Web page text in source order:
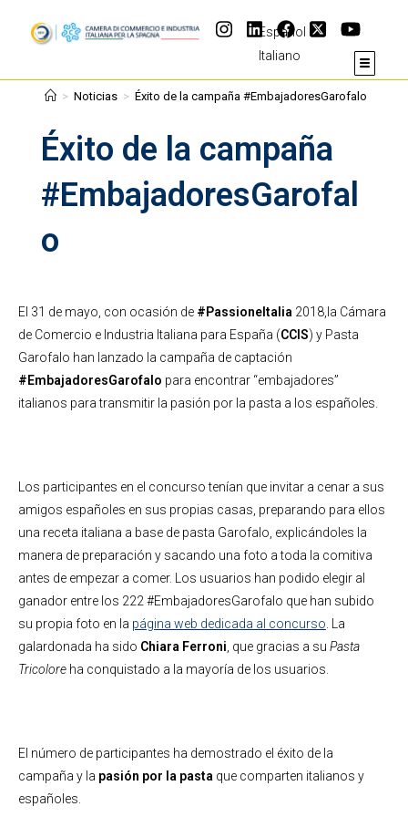
Español
Italiano
Éxito de la campaña
#EmbajadoresGarofal
o
> Noticias > Éxito de la campaña #EmbajadoresGarofalo
El 31 de mayo, con ocasión de #PassioneItalia 2018,la Cámara
de Comercio e Industria Italiana para España (CCIS) y Pasta
Garofalo han lanzado la campaña de captación
#EmbajadoresGarofalo para encontrar “embajadores”
italianos para transmitir la pasión por la pasta a los españoles.
Los participantes en el concurso tenían que invitar a cenar a sus
amigos españoles en sus propias casas, preparando para ellos
una receta italiana a base de pasta Garofalo, explicándoles la
manera de preparación y sacando una foto a toda la comitiva
antes de empezar a comer. Los usuarios han podido elegir al
ganador entre los 222 #EmbajadoresGarofalo que han subido
su propia foto en la página web dedicada al concurso . La
galardonada ha sido Chiara Ferroni , que gracias a su Pasta
Tricolore ha conquistado a la mayoría de los usuarios.
El número de participantes ha demostrado el éxito de la
campaña y la pasión por la pasta que comparten italianos y
españoles.